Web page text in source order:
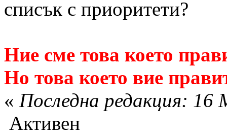
списък с приоритети?
Ние сме това което
Но това което вие
« Последна редакция:
Активен